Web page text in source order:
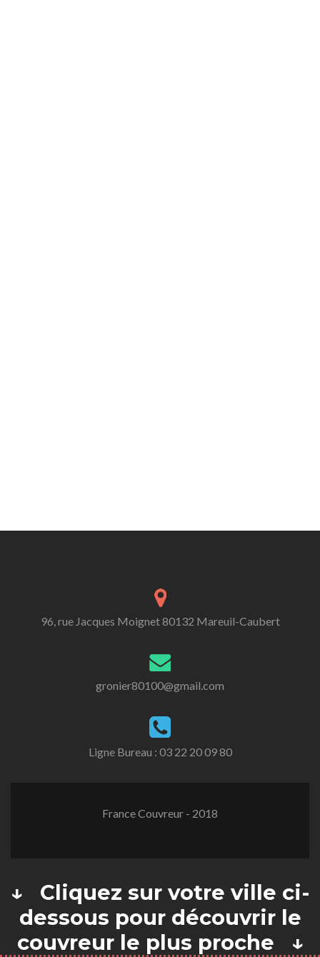
96, rue Jacques Moignet 80132 Mareuil-Caubert
gronier80100@gmail.com
Ligne Bureau : 03 22 20 09 80
France Couvreur - 2018
↓ Cliquez sur votre ville ci-
dessous pour découvrir le
couvreur le plus proche ↓